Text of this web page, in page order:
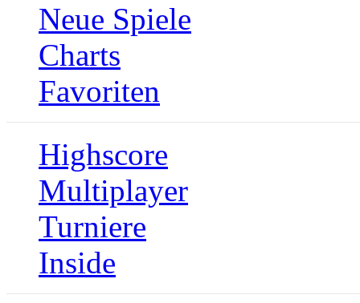
Neue Spiele
Charts
Favoriten
Highscore
Multiplayer
Turniere
Inside